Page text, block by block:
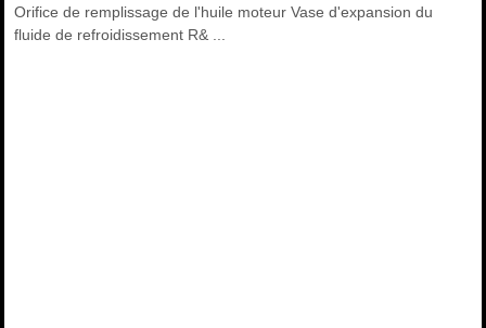
Orifice de remplissage de l'huile moteur Vase d'expansion du
fluide de refroidissement R& ...